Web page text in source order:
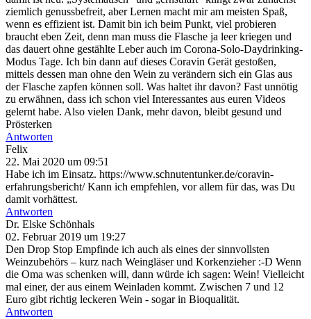
ziemlich genussbefreit, aber Lernen macht mir am meisten Spaß,
wenn es effizient ist. Damit bin ich beim Punkt, viel probieren
braucht eben Zeit, denn man muss die Flasche ja leer kriegen und
das dauert ohne gestählte Leber auch im Corona-Solo-Daydrinking-
Modus Tage. Ich bin dann auf dieses Coravin Gerät gestoßen,
mittels dessen man ohne den Wein zu verändern sich ein Glas aus
der Flasche zapfen können soll. Was haltet ihr davon? Fast unnötig
zu erwähnen, dass ich schon viel Interessantes aus euren Videos
gelernt habe. Also vielen Dank, mehr davon, bleibt gesund und
Prösterken
Antworten
Felix
22. Mai 2020 um 09:51
Habe ich im Einsatz. https://www.schnutentunker.de/coravin-
erfahrungsbericht/ Kann ich empfehlen, vor allem für das, was Du
damit vorhättest.
Antworten
Dr. Elske Schönhals
02. Februar 2019 um 19:27
Den Drop Stop Empfinde ich auch als eines der sinnvollsten
Weinzubehörs – kurz nach Weingläser und Korkenzieher :-D Wenn
die Oma was schenken will, dann würde ich sagen: Wein! Vielleicht
mal einer, der aus einem Weinladen kommt. Zwischen 7 und 12
Euro gibt richtig leckeren Wein - sogar in Bioqualität.
Antworten